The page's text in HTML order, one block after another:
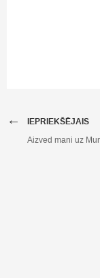
IEPRIEKŠĒJAIS
←
Aizved mani uz